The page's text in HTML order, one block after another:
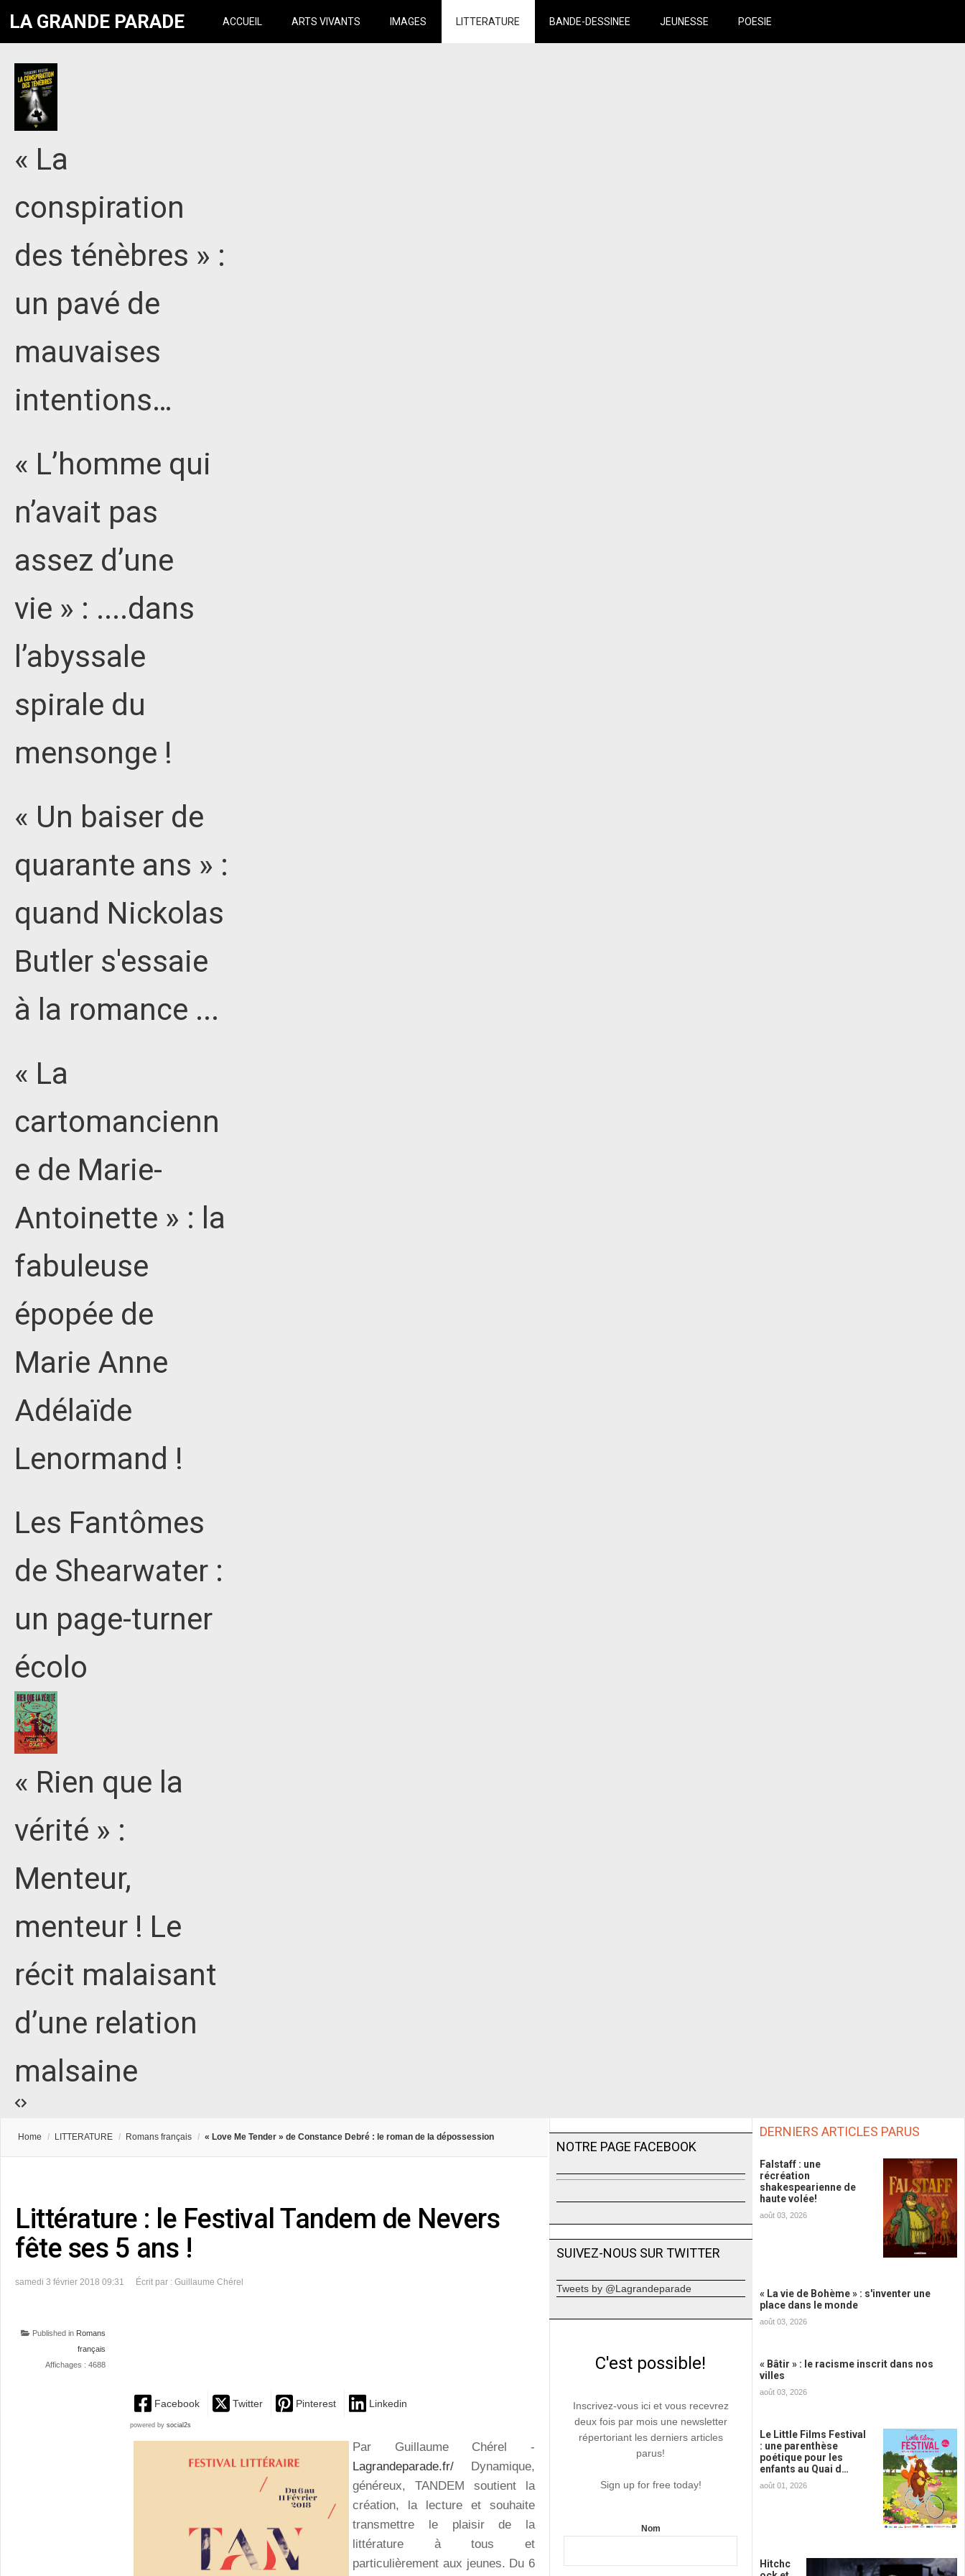
LA GRANDE PARADE ACCUEIL ARTS VIVANTS IMAGES LITTERATURE BANDE-DESSINEE JEUNESSE POESIE
« La
conspiration
des ténèbres » :
un pavé de
mauvaises
intentions…
« L’homme qui
n’avait pas
assez d’une
vie » : ....dans
l’abyssale
spirale du
mensonge !
« Un baiser de
quarante ans » :
quand Nickolas
Butler s'essaie
à la romance ...
« La
cartomancienn
e de Marie-
Antoinette » : la
fabuleuse
épopée de
Marie Anne
Adélaïde
Lenormand !
Les Fantômes
de Shearwater :
un page-turner
écolo
« Rien que la
vérité » :
Menteur,
menteur ! Le
récit malaisant
d’une relation
malsaine
Home / LITTERATURE / Romans français / « Love Me Tender » de Constance Debré : le roman de la dépossession
Littérature : le Festival Tandem de Nevers
fête ses 5 ans !
samedi 3 février 2018 09:31 Écrit par : Guillaume Chérel
Published in Romans
français
Affichages : 4688
Facebook Twitter Pinterest Linkedin
powered by social2s
Par Guillaume Chérel -
Lagrandeparade.fr/ Dynamique,
généreux, TANDEM soutient la
création, la lecture et souhaite
transmettre le plaisir de la
littérature à tous et
particulièrement aux jeunes. Du 6
NOTRE PAGE FACEBOOK
SUIVEZ-NOUS SUR TWITTER
Tweets by @Lagrandeparade
C'est possible!
Inscrivez-vous ici et vous recevrez
deux fois par mois une newsletter
répertoriant les derniers articles
parus!
Sign up for free today!
Nom
DERNIERS ARTICLES PARUS
Falstaff : une
récréation
shakespearienne de
haute volée!
août 03, 2026
« La vie de Bohème » : s'inventer une
place dans le monde
août 03, 2026
« Bâtir » : le racisme inscrit dans nos
villes
août 03, 2026
Le Little Films Festival
: une parenthèse
poétique pour les
enfants au Quai d…
août 01, 2026
Hitchc